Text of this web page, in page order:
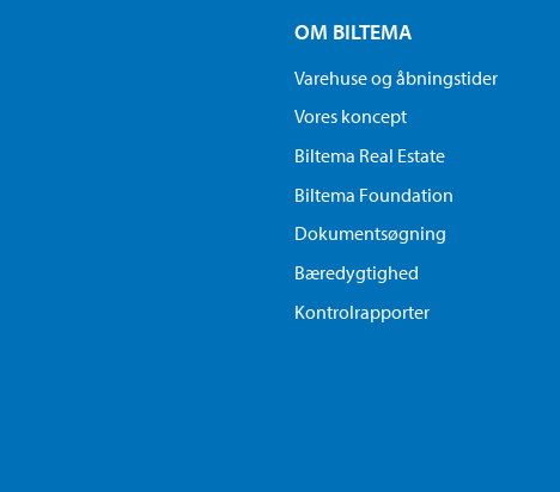
OM BILTEMA
Varehuse og åbningstider
Vores koncept
Biltema Real Estate
Biltema Foundation
Dokumentsøgning
Bæredygtighed
Kontrolrapporter